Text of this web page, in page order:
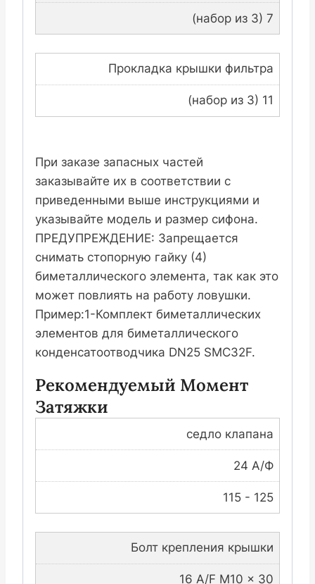
(набор из 3) 7
Прокладка крышки фильтра
(набор из 3) 11
При заказе запасных частей
заказывайте их в соответствии с
приведенными выше инструкциями и
указывайте модель и размер сифона.
ПРЕДУПРЕЖДЕНИЕ: Запрещается
снимать стопорную гайку (4)
биметаллического элемента, так как это
может повлиять на работу ловушки.
Пример:1-Комплект биметаллических
элементов для биметаллического
конденсатоотводчика DN25 SMC32F.
Рекомендуемый Момент
Затяжки
седло клапана
24 А/Ф
115 - 125
Болт крепления крышки
16 A/F M10 x 30